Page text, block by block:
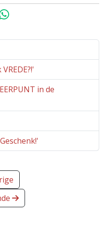
WhatsApp
in de